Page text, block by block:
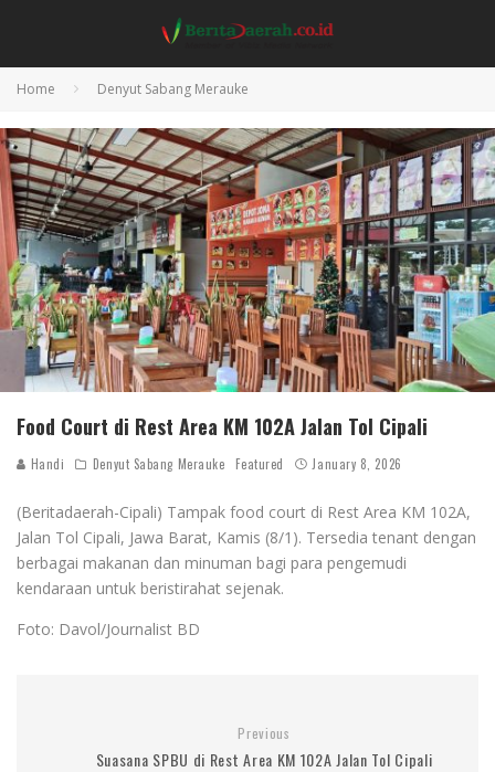
Home Denyut Sabang Merauke
Food Court di Rest Area KM 102A Jalan Tol Cipali
Handi Denyut Sabang Merauke Featured January 8, 2026
(Beritadaerah-Cipali) Tampak food court di Rest Area KM 102A,
Jalan Tol Cipali, Jawa Barat, Kamis (8/1). Tersedia tenant dengan
berbagai makanan dan minuman bagi para pengemudi
kendaraan untuk beristirahat sejenak.
Foto: Davol/Journalist BD
Previous
Suasana SPBU di Rest Area KM 102A Jalan Tol Cipali